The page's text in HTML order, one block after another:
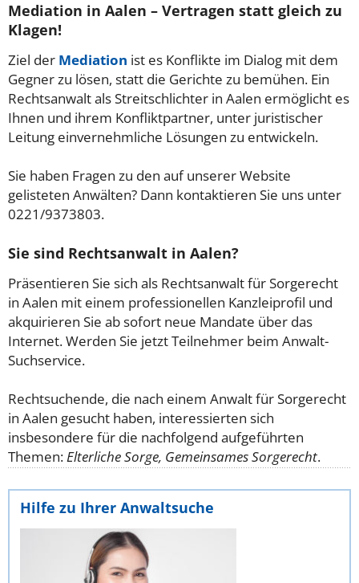
Mediation in Aalen – Vertragen statt gleich zu
Klagen!
Ziel der Mediation ist es Konflikte im Dialog mit dem
Gegner zu lösen, statt die Gerichte zu bemühen. Ein
Rechtsanwalt als Streitschlichter in Aalen ermöglicht es
Ihnen und ihrem Konfliktpartner, unter juristischer
Leitung einvernehmliche Lösungen zu entwickeln.
Sie haben Fragen zu den auf unserer Website
gelisteten Anwälten? Dann kontaktieren Sie uns unter
0221/9373803.
Sie sind Rechtsanwalt in Aalen?
Präsentieren Sie sich als Rechtsanwalt für Sorgerecht
in Aalen mit einem professionellen Kanzleiprofil und
akquirieren Sie ab sofort neue Mandate über das
Internet. Werden Sie jetzt Teilnehmer beim Anwalt-
Suchservice.
Rechtsuchende, die nach einem Anwalt für Sorgerecht
in Aalen gesucht haben, interessierten sich
insbesondere für die nachfolgend aufgeführten
Themen:Elterliche Sorge, Gemeinsames Sorgerecht.
Hilfe zu Ihrer Anwaltsuche